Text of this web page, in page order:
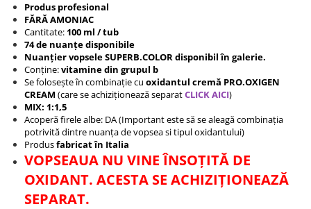
Produs profesional
FĂRĂ AMONIAC
Cantitate: 100 ml / tub
74 de nuanțe disponibile
Nuanțier vopsele SUPERB.COLOR disponibil în galerie.
Conține:vitamine din grupul b
Se folosește în combinație cu oxidantul cremă PRO.OXIGEN
CREAM(care se achiziționează separatCLICK AICI)
MIX: 1:1,5
Acoperă firele albe: DA (Important este să se aleagă combinația
potrivită dintre nuanța de vopsea si tipul oxidantului)
Produsfabricat în Italia
VOPSEAUA NU VINE ÎNSOȚITĂ DE
OXIDANT. ACESTA SE ACHIZIȚIONEAZĂ
SEPARAT.